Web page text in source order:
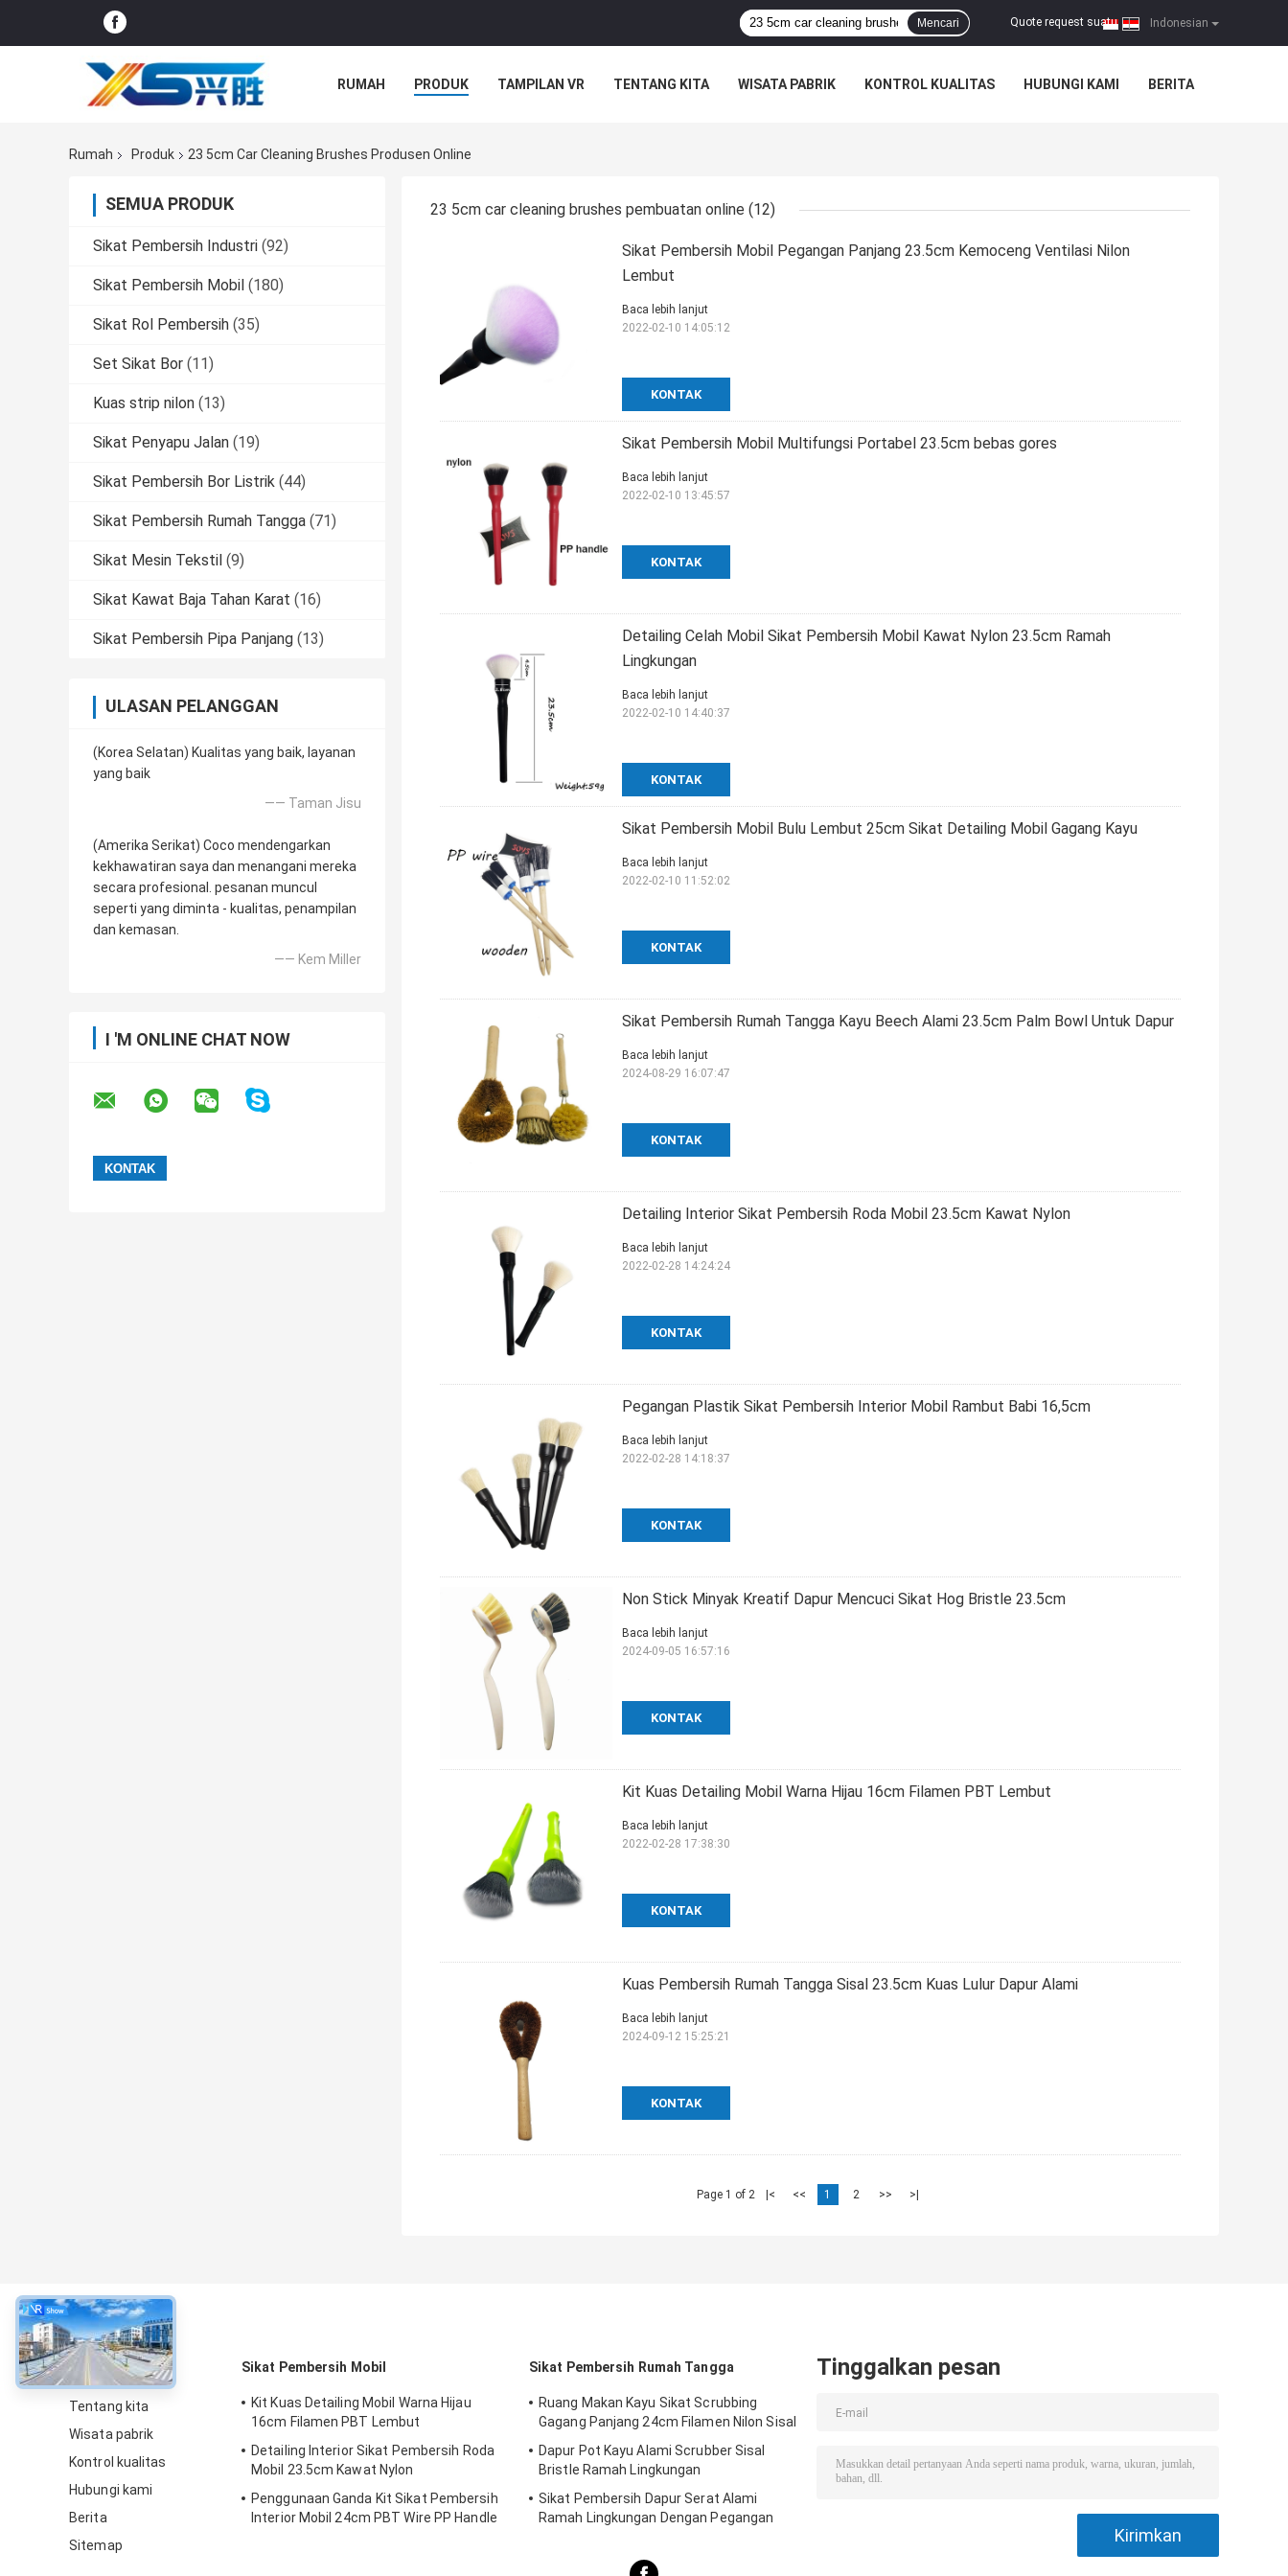
Indonesian
Quote request suatu |
Mencari
RUMAH PRODUK TAMPILAN VR TENTANG KITA WISATA PABRIK KONTROL KUALITAS HUBUNGI KAMI BERITA
Rumah
Produk 23 5cm Car Cleaning Brushes Produsen Online
SEMUA PRODUK
Sikat Pembersih Industri (92)
Sikat Pembersih Mobil (180)
Sikat Rol Pembersih (35)
Set Sikat Bor (11)
Kuas strip nilon (13)
Sikat Penyapu Jalan (19)
Sikat Pembersih Bor Listrik (44)
Sikat Pembersih Rumah Tangga (71)
Sikat Mesin Tekstil (9)
Sikat Kawat Baja Tahan Karat (16)
Sikat Pembersih Pipa Panjang (13)
ULASAN PELANGGAN
(Korea Selatan) Kualitas yang baik, layanan
yang baik
—— Taman Jisu
(Amerika Serikat) Coco mendengarkan
kekhawatiran saya dan menangani mereka
secara profesional. pesanan muncul
seperti yang diminta - kualitas, penampilan
dan kemasan.
—— Kem Miller
I 'M ONLINE CHAT NOW
23 5cm car cleaning brushes pembuatan online (12)
Sikat Pembersih Mobil Pegangan Panjang 23.5cm Kemoceng Ventilasi Nilon
Lembut
KONTAK
Baca lebih lanjut
2022-02-10 14:05:12
Sikat Pembersih Mobil Multifungsi Portabel 23.5cm bebas gores
KONTAK
Baca lebih lanjut
2022-02-10 13:45:57
Detailing Celah Mobil Sikat Pembersih Mobil Kawat Nylon 23.5cm Ramah
Lingkungan
KONTAK
Baca lebih lanjut
2022-02-10 14:40:37
Sikat Pembersih Mobil Bulu Lembut 25cm Sikat Detailing Mobil Gagang Kayu
KONTAK
Baca lebih lanjut
2022-02-10 11:52:02
Sikat Pembersih Rumah Tangga Kayu Beech Alami 23.5cm Palm Bowl Untuk Dapur
KONTAK
Baca lebih lanjut
2024-08-29 16:07:47
Detailing Interior Sikat Pembersih Roda Mobil 23.5cm Kawat Nylon
KONTAK
Baca lebih lanjut
2022-02-28 14:24:24
Pegangan Plastik Sikat Pembersih Interior Mobil Rambut Babi 16,5cm
KONTAK
Baca lebih lanjut
2022-02-28 14:18:37
Non Stick Minyak Kreatif Dapur Mencuci Sikat Hog Bristle 23.5cm
KONTAK
Baca lebih lanjut
2024-09-05 16:57:16
Kit Kuas Detailing Mobil Warna Hijau 16cm Filamen PBT Lembut
KONTAK
Baca lebih lanjut
2022-02-28 17:38:30
Kuas Pembersih Rumah Tangga Sisal 23.5cm Kuas Lulur Dapur Alami
KONTAK
Baca lebih lanjut
2024-09-12 15:25:21
Page 1 of 2 |< << 1 2 >> >|
Tentang
Tentang kita
Wisata pabrik
Kontrol kualitas
Hubungi kami
Berita
Sitemap
Sikat Pembersih Mobil
Kit Kuas Detailing Mobil Warna Hijau
16cm Filamen PBT Lembut
Detailing Interior Sikat Pembersih Roda
Mobil 23.5cm Kawat Nylon
Penggunaan Ganda Kit Sikat Pembersih
Interior Mobil 24cm PBT Wire PP Handle
Sikat Pembersih Rumah Tangga
Ruang Makan Kayu Sikat Scrubbing
Gagang Panjang 24cm Filamen Nilon Sisal
Dapur Pot Kayu Alami Scrubber Sisal
Bristle Ramah Lingkungan
Sikat Pembersih Dapur Serat Alami
Ramah Lingkungan Dengan Pegangan
Tinggalkan pesan